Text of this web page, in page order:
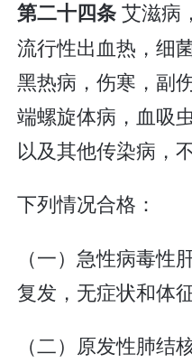
第二十四条艾滋病
流行性出血热，细
黑热病，伤寒，副
端螺旋体病，血吸
以及其他传染病，不
下列情况合格：
（一）急性病毒性
复发，无症状和体
（二）原发性肺结